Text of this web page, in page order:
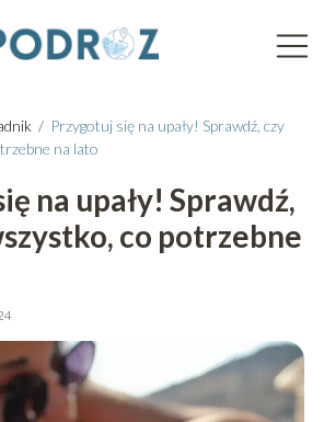
/ Przygotuj się na upały! Sprawdź, czy
na lato
na upały! Sprawdź,
co potrzebne